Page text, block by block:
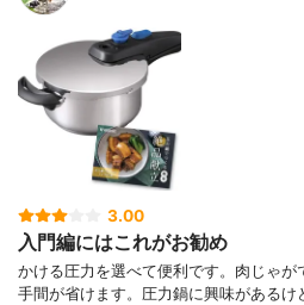
3.00
入門編にはこれがお勧め
かける圧力を選べて便利です。肉じゃが
手間が省けます。圧力鍋に興味があるけ